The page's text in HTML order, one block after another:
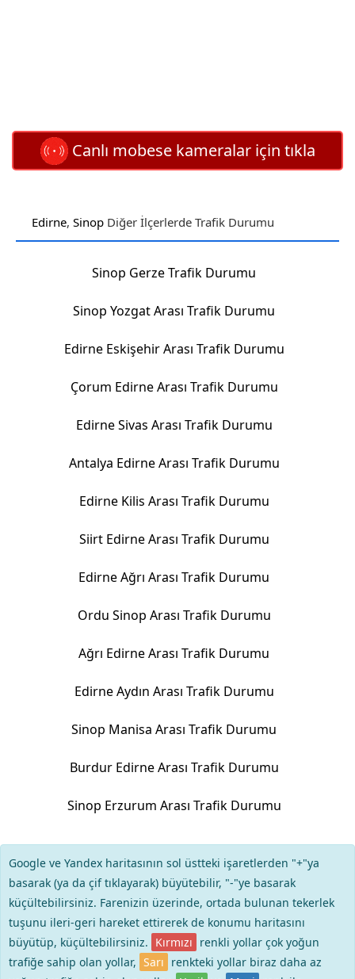
Canlı mobese kameralar için tıkla
Edirne, Sinop Diğer İlçerlerde Trafik Durumu
Sinop Gerze Trafik Durumu
Sinop Yozgat Arası Trafik Durumu
Edirne Eskişehir Arası Trafik Durumu
Çorum Edirne Arası Trafik Durumu
Edirne Sivas Arası Trafik Durumu
Antalya Edirne Arası Trafik Durumu
Edirne Kilis Arası Trafik Durumu
Siirt Edirne Arası Trafik Durumu
Edirne Ağrı Arası Trafik Durumu
Ordu Sinop Arası Trafik Durumu
Ağrı Edirne Arası Trafik Durumu
Edirne Aydın Arası Trafik Durumu
Sinop Manisa Arası Trafik Durumu
Burdur Edirne Arası Trafik Durumu
Sinop Erzurum Arası Trafik Durumu
Google ve Yandex haritasının sol üstteki işaretlerden "+"ya
basarak (ya da çif tıklayarak) büyütebilir, "-"ye basarak
küçültebilirsiniz. Farenizin üzerinde, ortada bulunan tekerlek
tuşunu ileri-geri hareket ettirerek de konumu haritasını
büyütüp, küçültebilirsiniz. Kırmızı renkli yollar çok yoğun
trafiğe sahip olan yollar, Sarı renkteki yollar biraz daha az